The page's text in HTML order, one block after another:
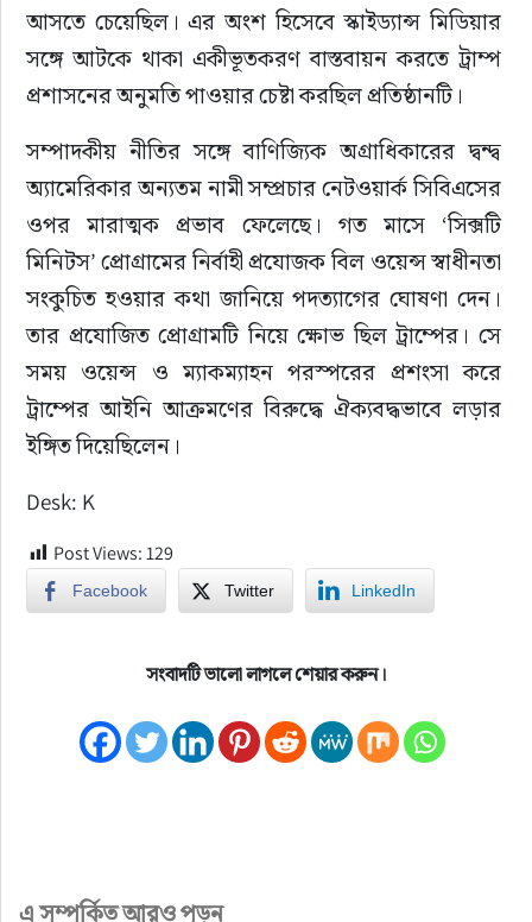
আসতে চেয়েছিল। এর অংশ হিসেবে স্কাইড্যান্স মিডিয়ার
সঙ্গে আটকে থাকা একীভূতকরণ বাস্তবায়ন করতে ট্রাম্প
প্রশাসনের অনুমতি পাওয়ার চেষ্টা করছিল প্রতিষ্ঠানটি।
সম্পাদকীয় নীতির সঙ্গে বাণিজ্যিক অগ্রাধিকারের দ্বন্দ্ব
অ্যামেরিকার অন্যতম নামী সম্প্রচার নেটওয়ার্ক সিবিএসের
ওপর মারাত্মক প্রভাব ফেলেছে। গত মাসে ‘সিক্সটি
মিনিটস’ প্রোগ্রামের নির্বাহী প্রযোজক বিল ওয়েন্স স্বাধীনতা
সংকুচিত হওয়ার কথা জানিয়ে পদত্যাগের ঘোষণা দেন।
তার প্রযোজিত প্রোগ্রামটি নিয়ে ক্ষোভ ছিল ট্রাম্পের। সে
সময় ওয়েন্স ও ম্যাকম্যাহন পরস্পরের প্রশংসা করে
ট্রাম্পের আইনি আক্রমণের বিরুদ্ধে ঐক্যবদ্ধভাবে লড়ার
ইঙ্গিত দিয়েছিলেন।
Desk: K
Post Views:129
Facebook Twitter LinkedIn
সংবাদটি ভালো লাগলে শেয়ার করুন।
এ সম্পর্কিত আরও পড়ুন